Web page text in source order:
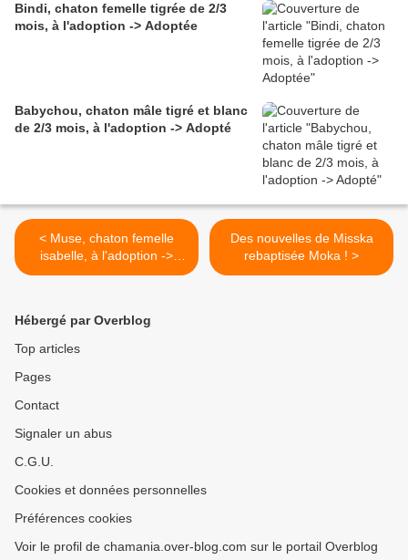
Bindi, chaton femelle tigrée de 2/3
mois, à l'adoption -> Adoptée
Babychou, chaton mâle tigré et blanc
de 2/3 mois, à l'adoption -> Adopté
< Muse, chaton femelle
isabelle, à l'adoption ->
adoptée
Des nouvelles de Misska
rebaptisée Moka ! >
Hébergé par Overblog
Top articles
Pages
Contact
Signaler un abus
C.G.U.
Cookies et données personnelles
Préférences cookies
Voir le profil de chamania.over-blog.com sur le portail Overblog